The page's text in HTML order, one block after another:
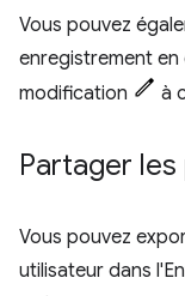
Vous pouvez
enregistrement
modification
à
Partager
Vous pouvez
utilisateur dans